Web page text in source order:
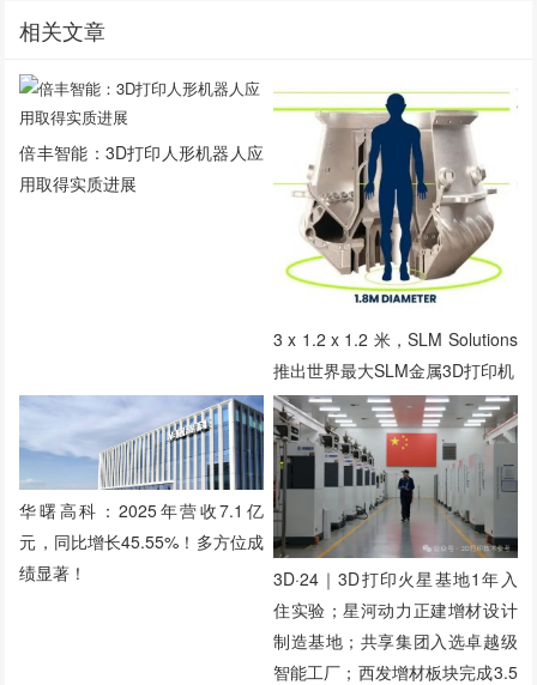
相关文章
倍丰智能：3D打印人形机器人应
用取得实质进展
3 x 1.2 x 1.2 米，SLM Solutions
推出世界最大SLM金属3D打印机
华曙高科：2025年营收7.1亿
元，同比增长45.55%！多方位成
绩显著！
3D·24｜3D打印火星基地1年入
住实验；星河动力正建增材设计
制造基地；共享集团入选卓越级
智能工厂；西发增材板块完成3.5